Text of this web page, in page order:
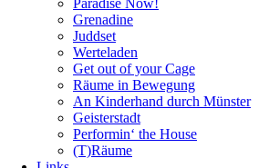
Paradise Now!
Grenadine
Juddset
Werteladen
Get out of your Cage
Räume in Bewegung
An Kinderhand durch Münster
Geisterstadt
Performin‘ the House
(T)Räume